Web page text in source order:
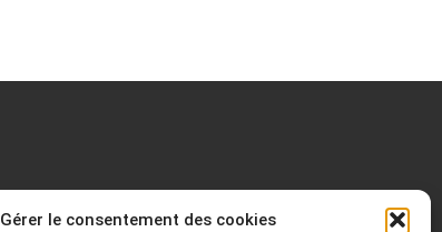
Gérer le consentement des cookies